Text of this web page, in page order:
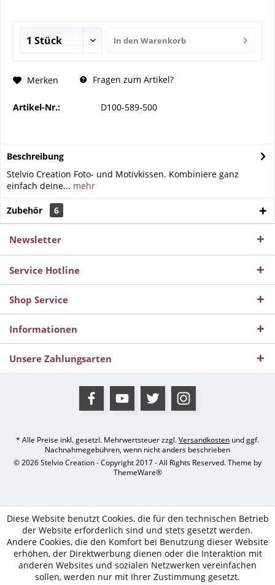
In den Warenkorb
Merken Fragen zum Artikel?
Artikel-Nr.: D100-589-500
Beschreibung
Stelvio Creation Foto- und Motivkissen. Kombiniere ganz
einfach deine... mehr
Zubehör 6
Newsletter
Service Hotline
Shop Service
Informationen
Unsere Zahlungsarten
* Alle Preise inkl. gesetzl. Mehrwertsteuer zzgl.Versandkosten und ggf.
Nachnahmegebühren, wenn nicht anders beschrieben
© 2026 Stelvio Creation - Copyright 2017 - All Rights Reserved. Theme by
ThemeWare®
Diese Website benutzt Cookies, die für den technischen Betrieb
der Website erforderlich sind und stets gesetzt werden.
Andere Cookies, die den Komfort bei Benutzung dieser Website
erhöhen, der Direktwerbung dienen oder die Interaktion mit
anderen Websites und sozialen Netzwerken vereinfachen
sollen, werden nur mit Ihrer Zustimmung gesetzt.